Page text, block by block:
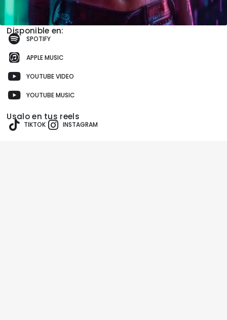
Disponible en:
SPOTIFY
APPLE MUSIC
YOUTUBE VIDEO
YOUTUBE MUSIC
Usalo en tus reels
TIKTOK INSTAGRAM